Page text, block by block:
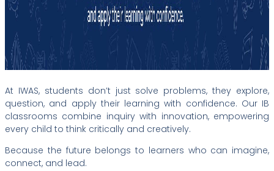
At IWAS, students don’t just solve problems, they explore,
question, and apply their learning with confidence. Our IB
classrooms combine inquiry with innovation, empowering
every child to think critically and creatively.
Because the future belongs to learners who can imagine,
connect, and lead.